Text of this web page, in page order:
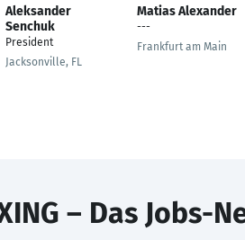
Aleksander
Senchuk
President
Jacksonville, FL
Matias Alexander
---
Frankfurt am Main
– Das Jobs-